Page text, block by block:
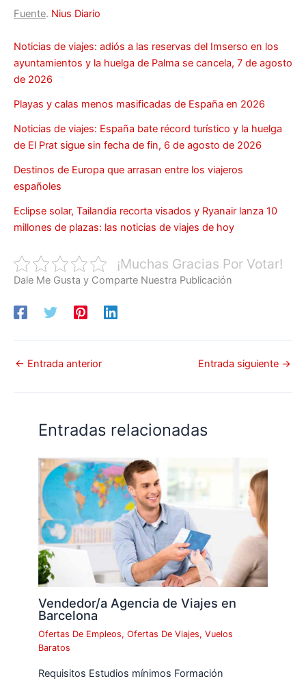
Fuente. Nius Diario
Noticias de viajes: adiós a las reservas del Imserso en los
ayuntamientos y la huelga de Palma se cancela, 7 de agosto
de 2026
Playas y calas menos masificadas de España en 2026
Noticias de viajes: España bate récord turístico y la huelga
de El Prat sigue sin fecha de fin, 6 de agosto de 2026
Destinos de Europa que arrasan entre los viajeros
españoles
Eclipse solar, Tailandia recorta visados y Ryanair lanza 10
millones de plazas: las noticias de viajes de hoy
¡Muchas Gracias Por Votar!
Dale Me Gusta y Comparte Nuestra Publicación
← Entrada anterior Entrada siguiente →
Entradas relacionadas
Vendedor/a Agencia de Viajes en
Barcelona
Ofertas De Empleos,Ofertas De Viajes,Vuelos
Baratos
Requisitos Estudios mínimos Formación